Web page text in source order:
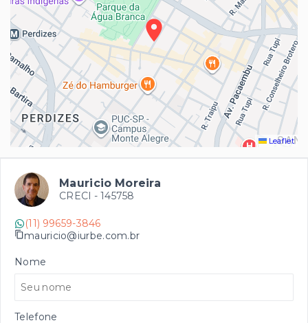
Leaflet
Mauricio Moreira
CRECI - 145758
(11) 99659-3846
mauricio@iurbe.com.br
Nome
Telefone